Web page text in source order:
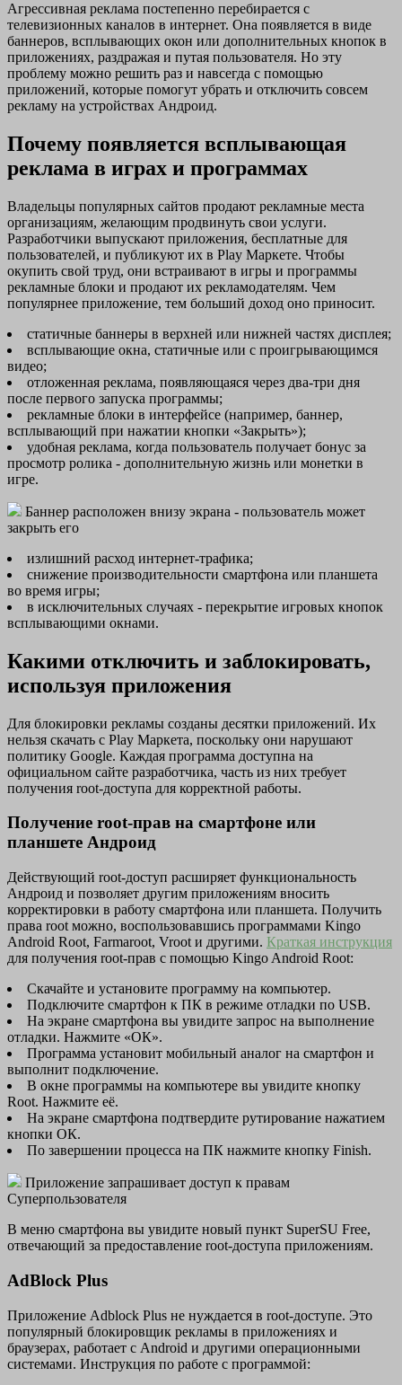
Агрессивная реклама постепенно перебирается с
телевизионных каналов в интернет. Она появляется в виде
баннеров, всплывающих окон или дополнительных кнопок в
приложениях, раздражая и путая пользователя. Но эту
проблему можно решить раз и навсегда с помощью
приложений, которые помогут убрать и отключить совсем
рекламу на устройствах Андроид.
Почему появляется всплывающая
реклама в играх и программах
Владельцы популярных сайтов продают рекламные места
организациям, желающим продвинуть свои услуги.
Разработчики выпускают приложения, бесплатные для
пользователей, и публикуют их в Play Маркете. Чтобы
окупить свой труд, они встраивают в игры и программы
рекламные блоки и продают их рекламодателям. Чем
популярнее приложение, тем больший доход оно приносит.
статичные баннеры в верхней или нижней частях дисплея;
всплывающие окна, статичные или с проигрывающимся
видео;
отложенная реклама, появляющаяся через два-три дня
после первого запуска программы;
рекламные блоки в интерфейсе (например, баннер,
всплывающий при нажатии кнопки «Закрыть»);
удобная реклама, когда пользователь получает бонус за
просмотр ролика - дополнительную жизнь или монетки в
игре.
Баннер расположен внизу экрана - пользователь может
закрыть его
излишний расход интернет-трафика;
снижение производительности смартфона или планшета
во время игры;
в исключительных случаях - перекрытие игровых кнопок
всплывающими окнами.
Какими отключить и заблокировать,
используя приложения
Для блокировки рекламы созданы десятки приложений. Их
нельзя скачать с Play Маркета, поскольку они нарушают
политику Google. Каждая программа доступна на
официальном сайте разработчика, часть из них требует
получения root-доступа для корректной работы.
Получение root-прав на смартфоне или
планшете Андроид
Действующий root-доступ расширяет функциональность
Андроид и позволяет другим приложениям вносить
корректировки в работу смартфона или планшета. Получить
права root можно, воспользовавшись программами Kingo
Android Root, Farmaroot, Vroot и другими. Краткая инструкция
для получения root-прав с помощью Kingo Android Root:
Скачайте и установите программу на компьютер.
Подключите смартфон к ПК в режиме отладки по USB.
На экране смартфона вы увидите запрос на выполнение
отладки. Нажмите «ОК».
Программа установит мобильный аналог на смартфон и
выполнит подключение.
В окне программы на компьютере вы увидите кнопку
Root. Нажмите её.
На экране смартфона подтвердите рутирование нажатием
кнопки ОК.
По завершении процесса на ПК нажмите кнопку Finish.
Приложение запрашивает доступ к правам
Суперпользователя
В меню смартфона вы увидите новый пункт SuperSU Free,
отвечающий за предоставление root-доступа приложениям.
AdBlock Plus
Приложение Adblock Plus не нуждается в root-доступе. Это
популярный блокировщик рекламы в приложениях и
браузерах, работает с Android и другими операционными
системами. Инструкция по работе с программой: